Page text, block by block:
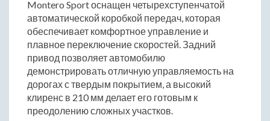
Montero Sport оснащен четырехступенчатой
автоматической коробкой передач, которая
обеспечивает комфортное управление и
плавное переключение скоростей. Задний
привод позволяет автомобилю
демонстрировать отличную управляемость на
дорогах с твердым покрытием, а высокий
клиренс в 210 мм делает его готовым к
преодолению сложных участков.